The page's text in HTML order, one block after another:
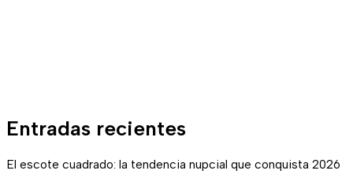
Entradas recientes
El escote cuadrado: la tendencia nupcial que conquista 2026